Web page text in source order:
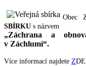
Obec
SBÍRKU s názvem
„Záchrana a
v Záchlumí“.
Více informací najdete ZDE